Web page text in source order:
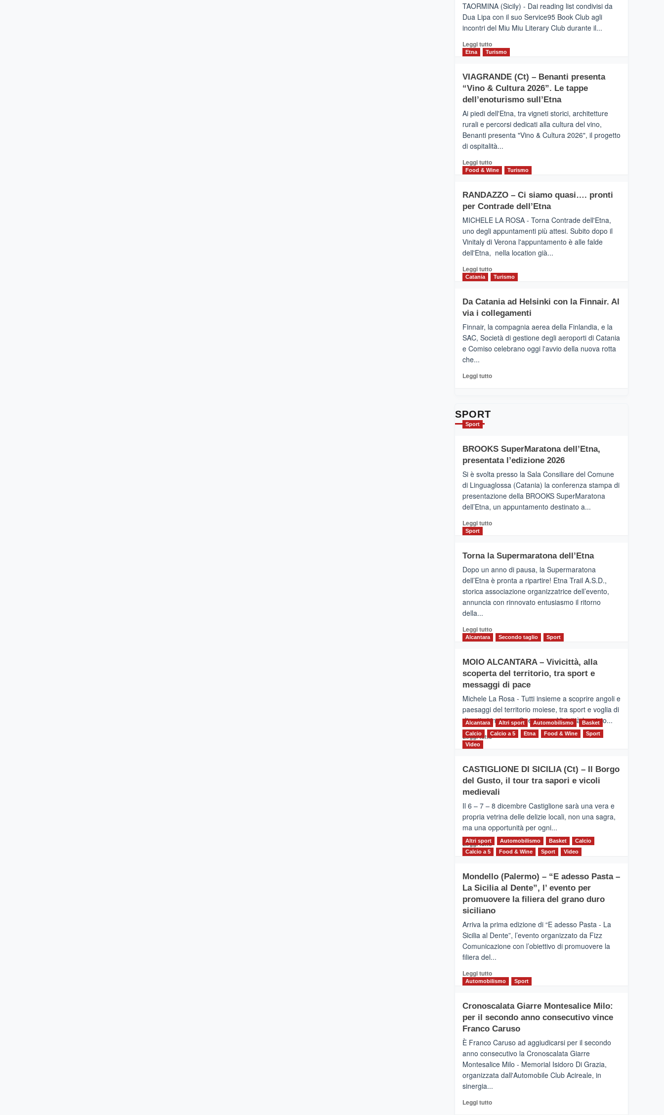
privilegiata
secondo
i
di
Airbnb.
la
Valle
Alcantara
nei
primi
classifica
siciliana
TAORMINA (Sicily) - Dai reading list condivisi da
Dua Lipa con il suo Service95 Book Club agli
incontri del Miu Miu Literary Club durante il...
Leggi tuttoLeggi
di
IL
SAN
DOMENICO
TAORMINA,
UN
HOTEL
FOUR
PRESENTA
IL
SUMMER
BOOK
CLUB
Etna Turismo
VIAGRANDE (Ct) – Benanti presenta
“Vino & Cultura 2026”. Le tappe
dell’enoturismo sull’Etna
Ai piedi dell'Etna, tra vigneti storici, architetture
rurali e percorsi dedicati alla cultura del vino,
Benanti presenta "Vino & Cultura 2026", il progetto
di ospitalità...
Leggi tuttoLeggi
di
VIAGRANDE
(Ct)
–
presenta
“Vino
&
2026”.
Le
dell’enoturismo
sull’Etna
Food & Wine Turismo
RANDAZZO – Ci siamo quasi…. pronti
per Contrade dell’Etna
MICHELE LA ROSA - Torna Contrade dell'Etna,
uno degli appuntamenti più attesi. Subito dopo il
Vinitaly di Verona l'appuntamento è alle falde
dell'Etna, nella location già...
Leggi tuttoLeggi
di
RANDAZZO
–
siamo
quasi….
pronti
dell’Etna
Catania Turismo
Da Catania ad Helsinki con la Finnair. Al
via i collegamenti
Finnair, la compagnia aerea della Finlandia, e la
SAC, Società di gestione degli aeroporti di Catania
e Comiso celebrano oggi l'avvio della nuova rotta
che...
Leggi tuttoLeggi
con
la
Al
via
i
collegamenti
SPORT
Sport
BROOKS SuperMaratona dell’Etna,
presentata l’edizione 2026
Si è svolta presso la Sala Consiliare del Comune
di Linguaglossa (Catania) la conferenza stampa di
presentazione della BROOKS SuperMaratona
dell’Etna, un appuntamento destinato a...
Leggi tuttoLeggi
BROOKS
SuperMaratona
dell’Etna,
presentata
l’edizione
2026
Sport
Torna la Supermaratona dell’Etna
Dopo un anno di pausa, la Supermaratona
dell’Etna è pronta a ripartire! Etna Trail A.S.D.,
storica associazione organizzatrice dell’evento,
annuncia con rinnovato entusiasmo il ritorno
della...
Leggi tuttoLeggi
Torna
la
Supermaratona
Alcantara Secondo taglio Sport
MOIO ALCANTARA – Vivicittà, alla
scoperta del territorio, tra sport e
messaggi di pace
Michele La Rosa - Tutti insieme a scoprire angoli e
paesaggi del territorio moiese, tra sport e voglia di
divertirsi insieme. Quest'anno Vivicittà ha visto...
Leggi tuttoLeggi
MOIO
ALCANTARA
–
alla
scoperta
del
territorio,
tra
sport
messaggi
di
Alcantara Altri sport Automobilismo
Basket
Calcio
Calcio a 5 Etna Food & Wine
Sport
Video
CASTIGLIONE DI SICILIA (Ct) – Il Borgo
del Gusto, il tour tra sapori e vicoli
medievali
Il 6 – 7 – 8 dicembre Castiglione sarà una vera e
propria vetrina delle delizie locali, non una sagra,
ma una opportunità per ogni...
Leggi tuttoLeggi
CASTIGLIONE
DI
SICILIA
(Ct)
Il
Borgo
del
tour
tra
vicoli
medievali
Altri sport Automobilismo Basket
Calcio
Calcio a 5
Food & Wine Sport Video
Mondello (Palermo) – “E adesso Pasta –
La Sicilia al Dente”, l’ evento per
promuovere la filiera del grano duro
siciliano
Arriva la prima edizione di “E adesso Pasta - La
Sicilia al Dente”, l’evento organizzato da Fizz
Comunicazione con l’obiettivo di promuovere la
filiera del...
Leggi tuttoLeggi
di
Mondello
(Palermo)
–
adesso
Pasta
–
La
Dente”,
Automobilismo Sport
Cronoscalata Giarre Montesalice Milo:
per il secondo anno consecutivo vince
Franco Caruso
È Franco Caruso ad aggiudicarsi per il secondo
anno consecutivo la Cronoscalata Giarre
Montesalice Milo - Memorial Isidoro Di Grazia,
organizzata dall'Automobile Club Acireale, in
sinergia...
Leggi tuttoLeggi